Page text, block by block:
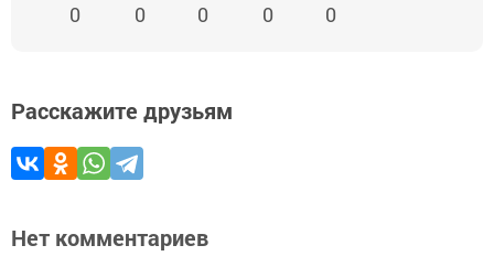
0 0 0 0 0
Расскажите друзьям
Нет комментариев